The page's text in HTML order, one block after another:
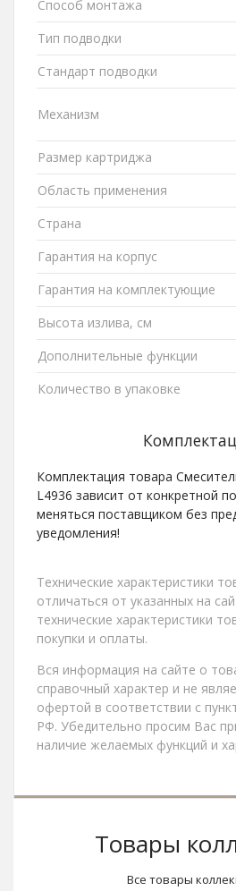
Способ монтажа
Тип подводки
Стандарт подводки
Механизм
Размер картриджа
Область применения
Страна
Гарантия на корпус
Гарантия на комплектующие
Высота излива, см
Дополнительные функции
Количество в упаковке
Комплектация товара
L4936 зависит от конкретной
меняться поставщиком без
уведомления!
Технические характеристики
отличаться от указанных на
технические характеристики
покупки и оплаты.
Вся информация на сайте о
справочный характер и не
офертой в соответствии с
РФ. Убедительно просим Вас
наличие желаемых функций и
Товары
Все товары